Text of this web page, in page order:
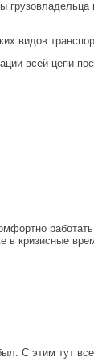
видов
всей цепи
в кризисные
С этим тут